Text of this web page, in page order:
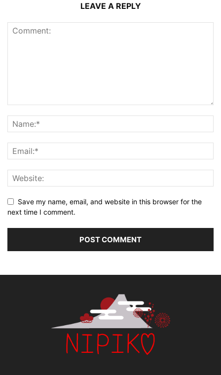
LEAVE A REPLY
Save my name, email, and website in this browser for the
next time I comment.